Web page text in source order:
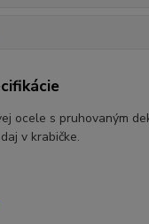
ocele s pruhovaným
v krabičke.